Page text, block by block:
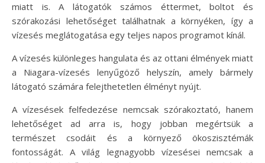
miatt is. A látogatók számos éttermet, boltot és
szórakozási lehetőséget találhatnak a környéken, így a
vízesés meglátogatása egy teljes napos programot kínál.
A vízesés különleges hangulata és az ottani élmények miatt
a Niagara-vízesés lenyűgöző helyszín, amely bármely
látogató számára felejthetetlen élményt nyújt.
A vízesések felfedezése nemcsak szórakoztató, hanem
lehetőséget ad arra is, hogy jobban megértsük a
természet csodáit és a környező ökoszisztémák
fontosságát. A világ legnagyobb vízesései nemcsak a